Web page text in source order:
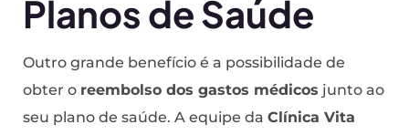
Planos de Saúde
Outro grande benefício é a possibilidade de
obter o reembolso dos gastos médicos junto ao
seu plano de saúde. A equipe da Clínica Vita